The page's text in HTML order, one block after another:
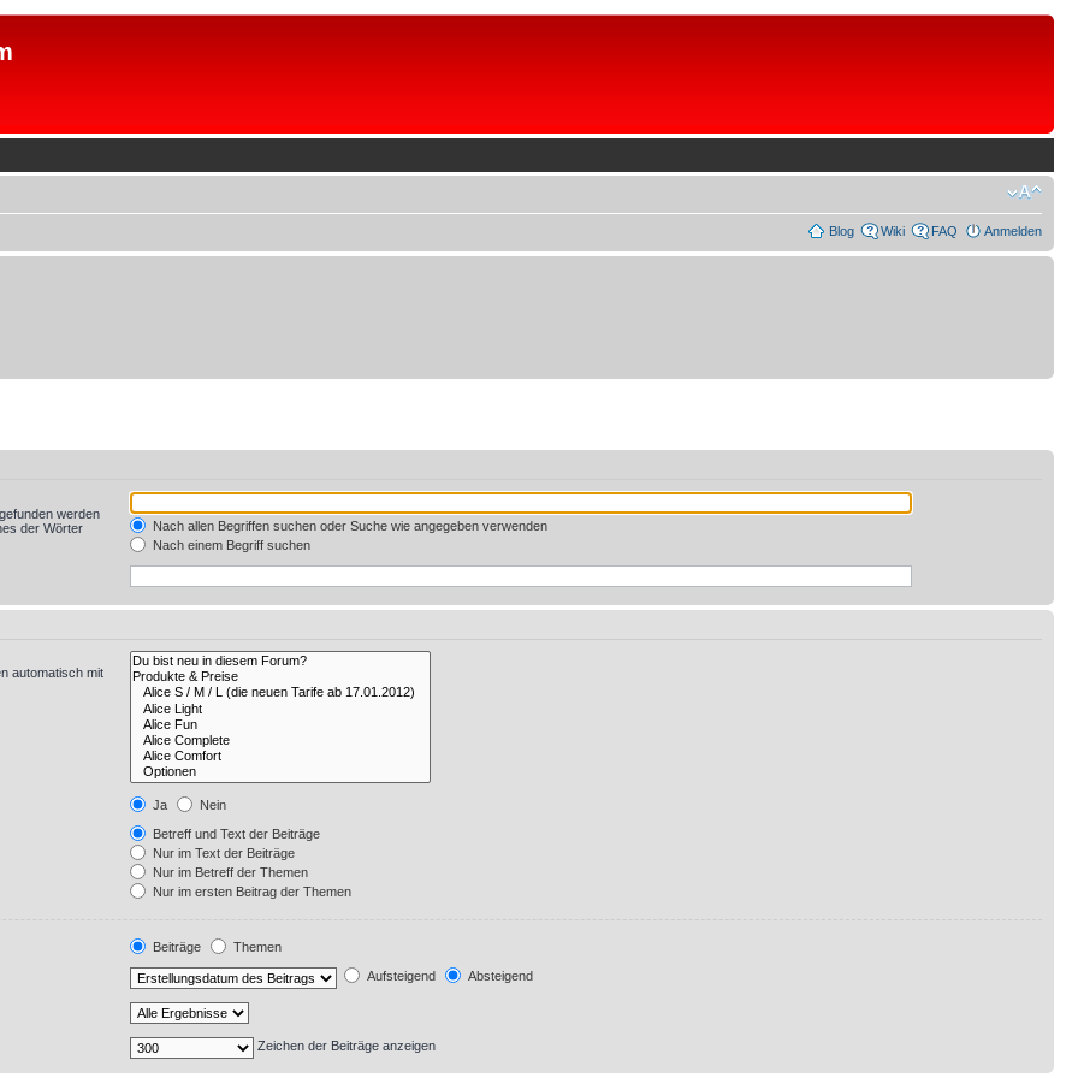
Blog Wiki FAQ Anmelden
werden
der Wörter
Nach allen Begriffen suchen oder Suche wie angegeben verwenden
Nach einem Begriff suchen
automatisch mit
Ja
Nein
Betreff und Text der Beiträge
Nur im Text der Beiträge
Nur im Betreff der Themen
Nur im ersten Beitrag der Themen
Beiträge Themen
Aufsteigend Absteigend
Zeichen der Beiträge anzeigen